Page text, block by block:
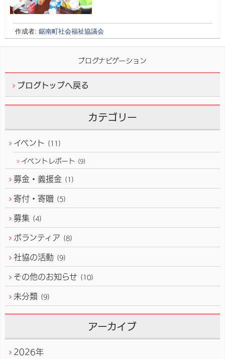
作成者: 鋸南町社会福祉協議会
ブログナビゲーション
ブログトップへ戻る
カテゴリー
イベント (11)
イベントレポート (9)
募金・義援金 (1)
寄付・寄贈 (5)
募集 (4)
ボランティア (8)
社協の活動 (9)
その他のお知らせ (10)
未分類 (9)
アーカイブ
2026年